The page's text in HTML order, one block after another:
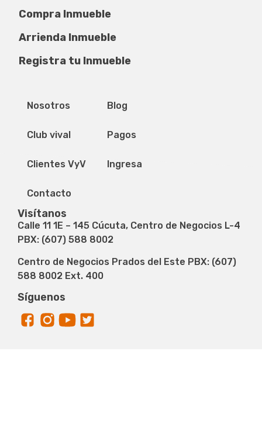
Compra Inmueble
Arrienda Inmueble
Registra tu Inmueble
Nosotros
Club vival
Clientes VyV
Contacto
Blog
Pagos
Ingresa
Visítanos
Calle 11 1E – 145 Cúcuta, Centro de Negocios L-4
PBX: (607) 588 8002
Centro de Negocios Prados del Este PBX: (607)
588 8002 Ext. 400
Síguenos